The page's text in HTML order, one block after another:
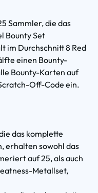
Sammler, die das
Bounty Set
im Durchschnitt 8 Red
einen Bounty-
Bounty-Karten auf
Off-Code ein.
das komplette
erhalten sowohl das
auf 25, als auch
Metallset,